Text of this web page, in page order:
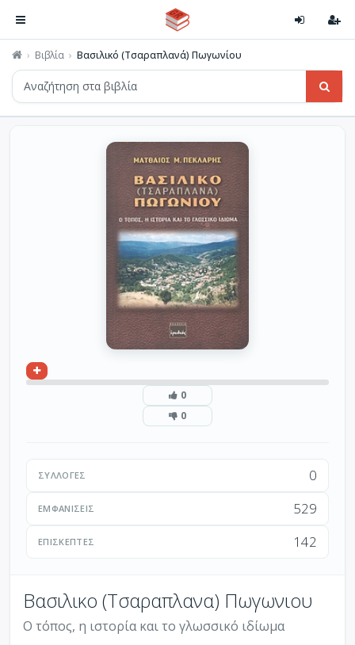
Βιβλία Βασιλικό (Τσαραπλανά) Πωγωνίου
0
0
ΣΥΛΛΟΓΈΣ 0
ΕΜΦΑΝΊΣΕΙΣ 529
ΕΠΙΣΚΈΠΤΕΣ 142
Βασιλικο (Τσαραπλανα) Πωγωνιου
Ο τόπος, η ιστορία και το γλωσσικό ιδίωμα